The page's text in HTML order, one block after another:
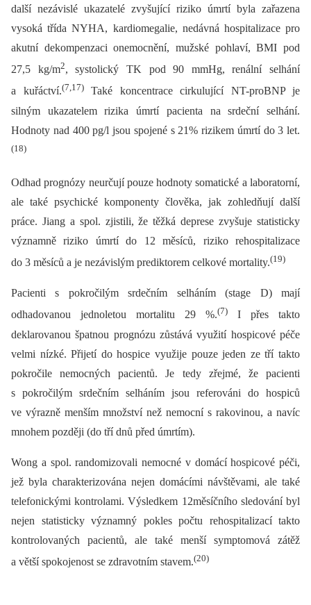
další nezávislé ukazatelé zvyšující riziko úmrtí byla zařazena
vysoká třída NYHA, kardiomegalie, nedávná hospitalizace pro
akutní dekompenzaci onemocnění, mužské pohlaví, BMI pod
27,5 kg/m2, systolický TK pod 90 mmHg, renální selhání
a kuřáctví.(7,17)Také koncentrace cirkulující NT-proBNP je
silným ukazatelem rizika úmrtí pacienta na srdeční selhání.
Hodnoty nad 400 pg/l jsou spojené s 21% rizikem úmrtí do 3 let.
(18)
Odhad prognózy neurčují pouze hodnoty somatické a laboratorní,
ale také psychické komponenty člověka, jak zohledňují další
práce. Jiang a spol. zjistili, že těžká deprese zvyšuje statisticky
významně riziko úmrtí do 12 měsíců, riziko rehospitalizace
do 3 měsíců a je nezávislým prediktorem celkové mortality.(19)
Pacienti s pokročilým srdečním selháním (stage D) mají
odhadovanou jednoletou mortalitu 29 %.(7) I přes takto
deklarovanou špatnou prognózu zůstává využití hospicové péče
velmi nízké. Přijetí do hospice využije pouze jeden ze tří takto
pokročile nemocných pacientů. Je tedy zřejmé, že pacienti
s pokročilým srdečním selháním jsou referováni do hospiců
ve výrazně menším množství než nemocní s rakovinou, a navíc
mnohem později (do tří dnů před úmrtím).
Wong a spol. randomizovali nemocné v domácí hospicové péči,
jež byla charakterizována nejen domácími návštěvami, ale také
telefonickými kontrolami. Výsledkem 12měsíčního sledování byl
nejen statisticky významný pokles počtu rehospitalizací takto
kontrolovaných pacientů, ale také menší symptomová zátěž
a větší spokojenost se zdravotním stavem.(20)